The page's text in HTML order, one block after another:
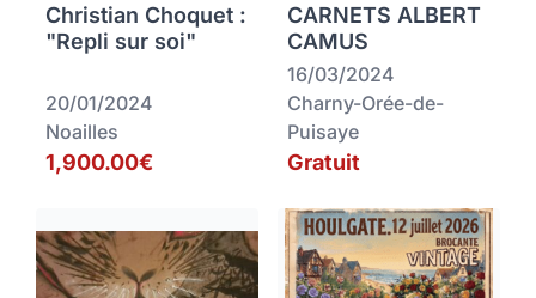
Christian Choquet :
"Repli sur soi"
20/01/2024
Noailles
1,900.00€
CARNETS ALBERT
CAMUS
16/03/2024
Charny-Orée-de-
Puisaye
Gratuit